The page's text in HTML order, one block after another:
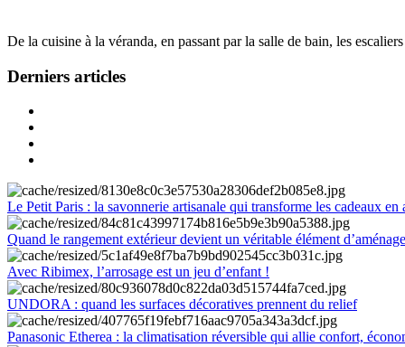
De la cuisine à la véranda, en passant par la salle de bain, les
Derniers articles
Le Petit Paris : la savonnerie artisanale qui transforme les cadeaux en
Quand le rangement extérieur devient un véritable élément
Avec Ribimex, l’arrosage est un jeu d’enfant !
UNDORA : quand les surfaces décoratives prennent du relief
Panasonic Etherea : la climatisation réversible qui allie confort,